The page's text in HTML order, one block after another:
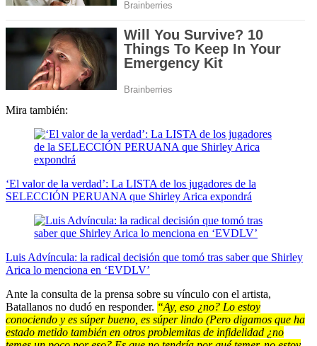
Mira también:
‘El valor de la verdad’: La LISTA de los jugadores de la
SELECCIÓN PERUANA que Shirley Arica expondrá
Luis Advíncula: la radical decisión que tomó tras saber que Shirley
Arica lo menciona en ‘EVDLV’
Ante la consulta de la prensa sobre su vínculo con el artista,
Batallanos no dudó en responder. “Ay, eso ¿no? Lo estoy
conociendo y es súper bueno, es súper lindo (Pero digamos que ha
estado metido también en otros problemitas de infidelidad ¿no